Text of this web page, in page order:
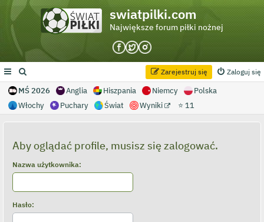
swiatpilki.com
Największe forum piłki nożnej
Zaloguj się
Zarejestruj się
MŚ 2026 Anglia Hiszpania Niemcy
Polska
Włochy
Puchary Świat Wyniki ⭐ 11
Aby oglądać profile, musisz się zalogować.
Nazwa użytkownika:
Hasło: